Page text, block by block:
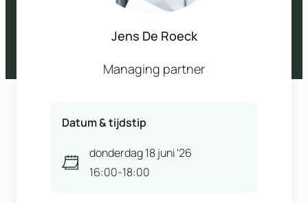
Jens De Roeck
Managing partner
Datum & tijdstip
donderdag 18 juni '26
16:00-18:00